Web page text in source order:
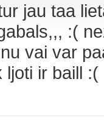
jau taa
:(
vai var
ljoti ir baill :(